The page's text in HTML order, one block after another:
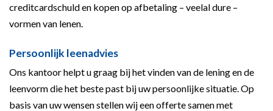
creditcardschuld en kopen op afbetaling – veelal dure –
vormen van lenen.
Persoonlijk leenadvies
Ons kantoor helpt u graag bij het vinden van de lening en de
leenvorm die het beste past bij uw persoonlijke situatie. Op
basis van uw wensen stellen wij een offerte samen met